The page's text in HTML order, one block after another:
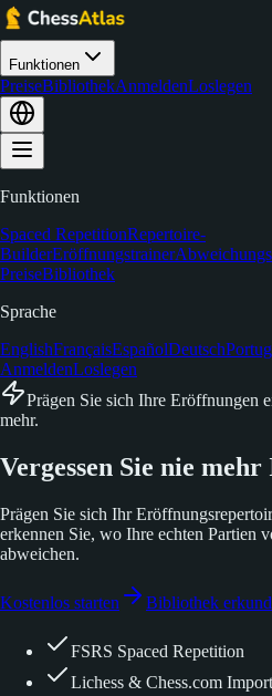
Funktionen
PreiseBibliothekAnmeldenLoslegen
Funktionen
Spaced RepetitionRepertoire-
BuilderEröffnungstrainer
PreiseBibliothek
Sprache
EnglishFrançaisEspañolDeutsch
AnmeldenLoslegen
Prägen Sie sich Ihre Eröffnungen
mehr.
Vergessen Sie nie
Prägen Sie sich Ihr
erkennen Sie, wo Ihre echten Partien
abweichen.
Kostenlos starten Bibliothek
FSRS Spaced Repetition
Lichess & Chess.com Import